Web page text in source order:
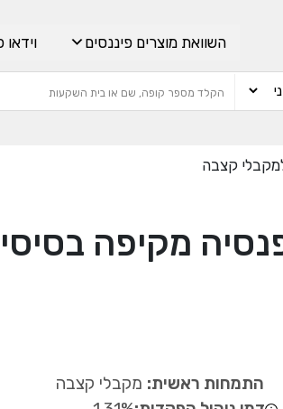
השוואת מוצרים פיננסים וידאו
קצבה
מקיפה
התמחות ראשית: מקבלי קצבה